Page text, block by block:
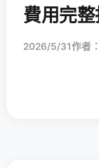
費用完
2026/5/31作者：